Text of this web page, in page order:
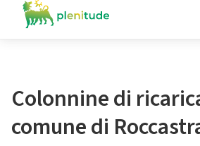
Colonnine di
comune di